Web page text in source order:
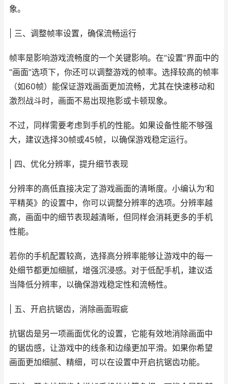
象。
| 三、调整帧率设置，确保流畅运行
帧率是影响游戏流畅度的一个关键影响。在“设置”界面中的
“画面”选项下，你还可以调整游戏的帧率。选择较高的帧率
（如60帧）能保证游戏画面更加流畅，尤其在快速移动和
激烈战斗时，画面不易出现拖影或卡顿现象。
不过，同样需要考虑到手机的性能。如果设备性能不够强
大，建议选择30帧或45帧，以确保游戏稳定运行。
| 四、优化分辨率，提升细节表现
分辨率的高低直接决定了游戏画面的清晰度。小编认为‘和
平精英》的设置中，你可以调整分辨率的选项。分辨率越
高，画面中的细节表现越清晰，但同样会消耗更多的手机
性能。
若你的手机配置较高，选择高分辨率能够让游戏中的每一
处细节都更加细腻，增强沉浸感。对于低配手机，建议适
当降低分辨率，以确保游戏稳定性和流畅性。
| 五、开启抗锯齿，消除画面瑕疵
抗锯齿是另一项画面优化的设置，它能有效地消除画面中
的锯齿感，让游戏中的线条和边缘更加平滑。如果你希望
画面更加细腻、精细，可以在设置中开启抗锯齿功能。